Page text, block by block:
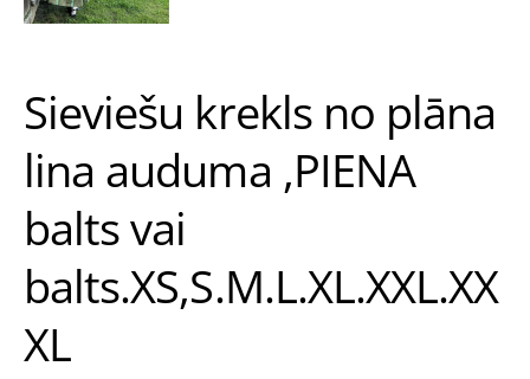
Sieviešu krekls no plāna
lina auduma ,PIENA
balts vai
balts.XS,S.M.L.XL.XXL.XX
XL